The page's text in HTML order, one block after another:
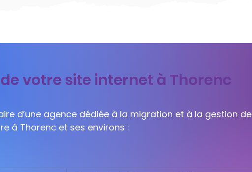
votre site internet à Thorenc
d’une agence dédiée à la migration et à la gestion de
à Thorenc et ses environs :